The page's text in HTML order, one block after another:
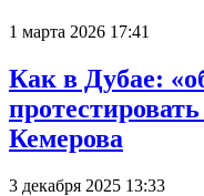
1 марта 2026 17:41
Как в Дубае:
Кемерова
3 декабря 2025 13:33